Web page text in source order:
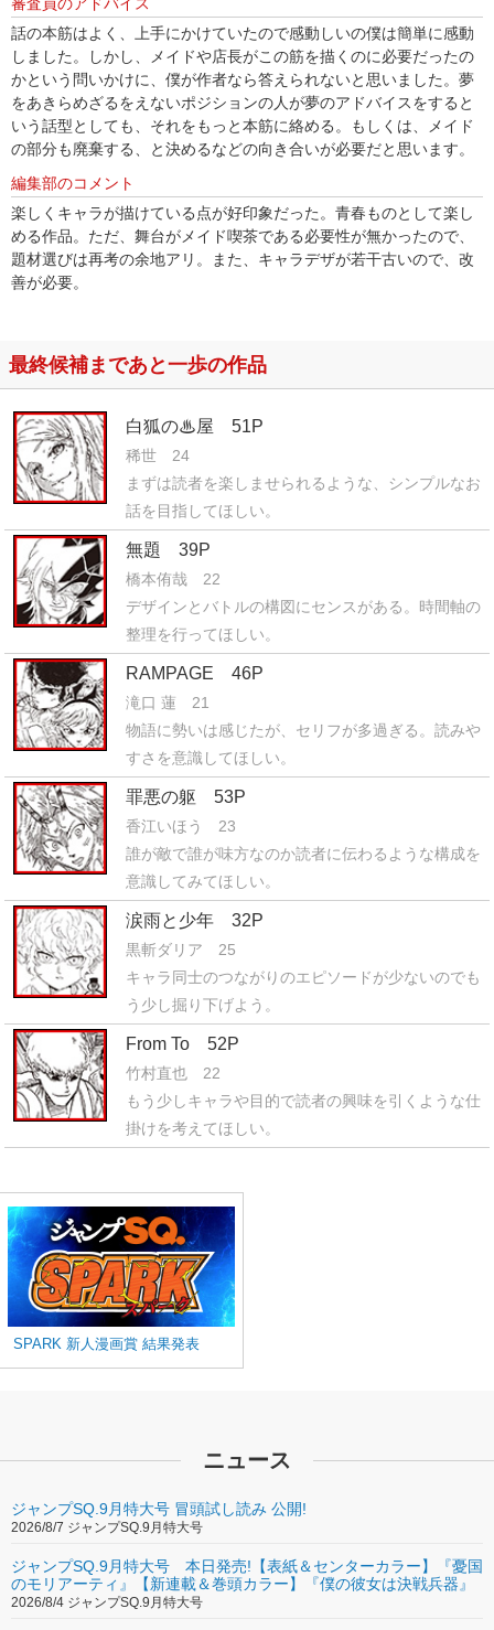
話の本筋はよく、上手にかけていたので感動しいの僕は簡単に感動
しました。しかし、メイドや店長がこの筋を描くのに必要だったの
かという問いかけに、僕が作者なら答えられないと思いました。夢
をあきらめざるをえないポジションの人が夢のアドバイスをすると
いう話型としても、それをもっと本筋に絡める。もしくは、メイド
の部分も廃棄する、と決めるなどの向き合いが必要だと思います。
編集部のコメント
楽しくキャラが描けている点が好印象だった。青春ものとして楽し
める作品。ただ、舞台がメイド喫茶である必要性が無かったので、
題材選びは再考の余地アリ。また、キャラデザが若干古いので、改
善が必要。
最終候補まであと一歩の作品
白狐の♨屋 51P
稀世 24
まずは読者を楽しませられるような、シンプルなお
話を目指してほしい。
無題 39P
橋本侑哉 22
デザインとバトルの構図にセンスがある。時間軸の
整理を行ってほしい。
RAMPAGE 46P
滝口 蓮 21
物語に勢いは感じたが、セリフが多過ぎる。読みや
すさを意識してほしい。
罪悪の躯 53P
香江いほう 23
誰が敵で誰が味方なのか読者に伝わるような構成を
意識してみてほしい。
涙雨と少年 32P
黒斬ダリア 25
キャラ同士のつながりのエピソードが少ないのでも
う少し掘り下げよう。
From To 52P
竹村直也 22
もう少しキャラや目的で読者の興味を引くような仕
掛けを考えてほしい。
SPARK 新人漫画賞 結果発表
ニュース
ジャンプSQ.9月特大号 冒頭試し読み 公開!
2026/8/7 ジャンプSQ.9月特大号
ジャンプSQ.9月特大号 本日発売!【表紙＆センターカラー】『憂国
のモリアーティ』【新連載＆巻頭カラー】『僕の彼女は決戦兵器』
2026/8/4 ジャンプSQ.9月特大号